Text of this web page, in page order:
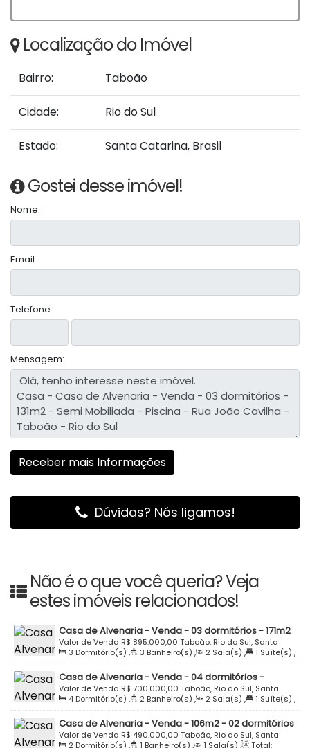
Localização do Imóvel
Bairro: Taboão
Cidade: Rio do Sul
Estado: Santa Catarina, Brasil
Gostei desse imóvel!
Nome:
Email:
Telefone:
Mensagem:
Dúvidas? Nós ligamos!
Não é o que você queria? Veja
estes imóveis relacionados!
Casa de Alvenaria - Venda - 03 dormitórios - 171m2
- Travessa Enio Padilha - Taboão - Rio do Sul
R$ 895.000,00
Valor de Venda
Taboão, Rio do Sul, Santa
Catarina, Brasil
3 Dormitório(s) , 3 Banheiro(s) , 2 Sala(s) , 1 Suíte(s) ,
Total:171.38m² , 2 Vaga(s), Terreno: 304.00m²,
Fundos:16.00m, Frente:16.00m, Lado Direito:19.00
Lado Esquerdo: 19.00m
Casa de Alvenaria - Venda - 04 dormitórios -
260m2 - Semi Mobiliada - Rua Principe - Taboão -
Rio do Sul
R$ 700.000,00
Valor de Venda
Taboão, Rio do Sul, Santa
Catarina, Brasil
4 Dormitório(s) , 2 Banheiro(s) , 2 Sala(s) , 1 Suíte(s) ,
Total:260.00m², 2Vaga(s) , Terreno:300.00m²
Casa de Alvenaria - Venda - 106m2 - 02 dormitórios
- Taboão - Rio do Sul - R$ 490.000,00
R$ 490.000,00
Valor de Venda
Taboão, Rio do Sul, Santa
2 Dormitório(s) , 1 Banheiro(s) , 1 Sala(s) ,
Total: